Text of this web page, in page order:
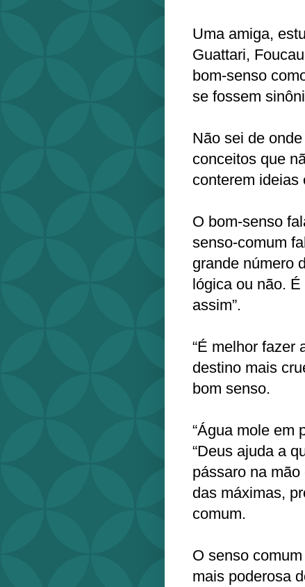
Uma amiga,
Guattari,
bom-senso
se fossem
Não sei de
conceitos que
conterem ideias
O bom-senso
senso-comum
grande número
lógica ou não.
assim”.
“É melhor fazer
destino mais
bom senso.
“Água mole em
“Deus ajuda a
pássaro na mão
das máximas,
comum.
O senso
mais poderosa